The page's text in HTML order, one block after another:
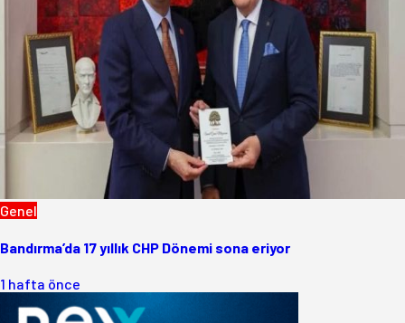
Genel
Bandırma’da 17 yıllık CHP Dönemi sona eriyor
1 hafta önce